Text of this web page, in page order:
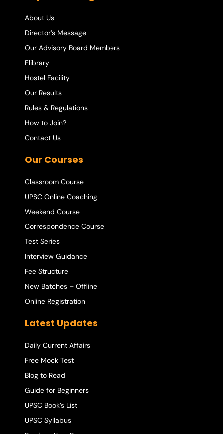
About Us
Director’s Message
Our Advisory Board Members
Elibrary
Hostel Facility
Our Results
Rules & Regulations
How to Join?
Contact Us
Our Courses
Classroom Course
UPSC Online Coaching
Weekend Course
Correspondence Course
Test Series
Interview Guidance
Fee Structure
New Batches – Offline
Online Registration
Latest Updates
Daily Current Affairs
Free Mock Test
Blog to Read
Guide for Beginners
UPSC Book’s List
UPSC Syllabus